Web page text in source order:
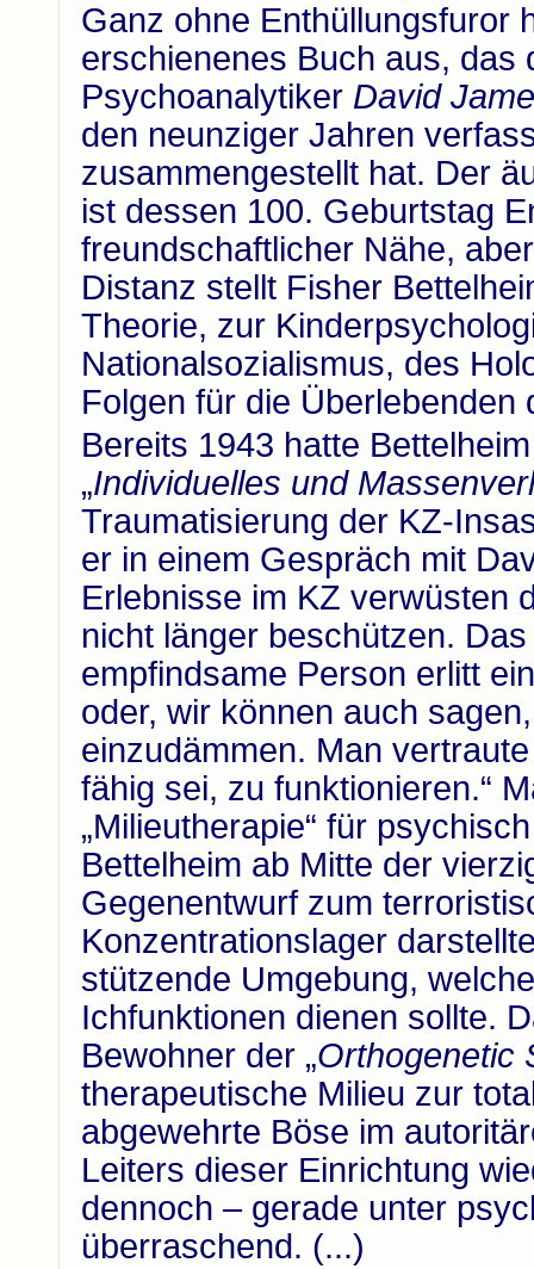
Ganz ohne Enthüllungsfuror
erschienenes Buch aus, das
Psychoanalytiker David
den neunziger Jahren
zusammengestellt hat. Der
ist dessen 100. Geburtstag
freundschaftlicher Nähe,
Distanz stellt Fisher
Theorie, zur
Nationalsozialismus, des
Folgen für die Überlebenden
Bereits 1943 hatte
„Individuelles und
Traumatisierung der KZ-
er in einem Gespräch mit
Erlebnisse im KZ verwüsten
nicht länger beschützen.
empfindsame Person erlitt
oder, wir können auch
einzudämmen. Man
fähig sei, zu funktionieren.“
„Milieutherapie“ für
Bettelheim ab Mitte der
Gegenentwurf zum
Konzentrationslager
stützende Umgebung,
Ichfunktionen dienen sollte.
Bewohner der „Orthogenetic
therapeutische Milieu zur
abgewehrte Böse im
Leiters dieser Einrichtung
dennoch – gerade unter
überraschend. (...)